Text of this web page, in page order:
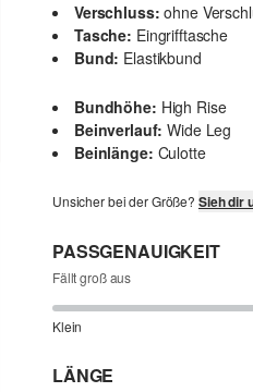
Verschluss: ohne
Tasche: Eingrifftasche
Bund: Elastikbund
Bundhöhe: High Rise
Beinverlauf: Wide Leg
Beinlänge: Culotte
Unsicher bei der Größe? Sieh dir
PASSGENAUIGKEIT
Fällt groß aus
Klein
LÄNGE